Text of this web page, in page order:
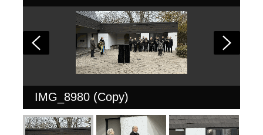
IMG_8980 (Copy)